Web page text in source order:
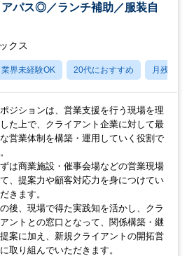
パス◎／ランチ補助／服装自
クス
界未経験OK 20代におすすめ 月残業20
ジションは、営業支援を行う現場を理
た上で、クライアント企業に対して最
営業体制を構築・運用していく役割で
ずは商業施設・催事会場などの営業現場
、提案力や顧客対応力を身につけてい
きます。
後、現場で得た実践知を活かし、クラ
ントとの窓口となって、関係構築・継
案に加え、新規クライアントの開拓営
取り組んでいただきます。